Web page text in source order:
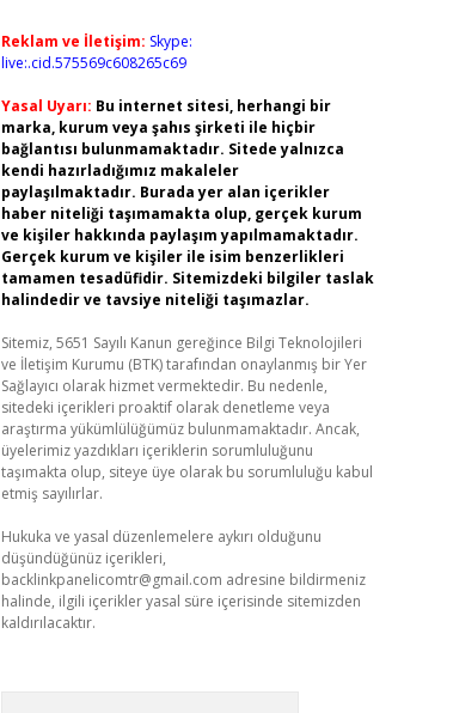
Reklam ve İletişim: Skype:
live:.cid.575569c608265c69
Yasal Uyarı: Bu internet sitesi, herhangi bir
marka, kurum veya şahıs şirketi ile hiçbir
bağlantısı bulunmamaktadır. Sitede yalnızca
kendi hazırladığımız makaleler
paylaşılmaktadır. Burada yer alan içerikler
haber niteliği taşımamakta olup, gerçek kurum
ve kişiler hakkında paylaşım yapılmamaktadır.
Gerçek kurum ve kişiler ile isim benzerlikleri
tamamen tesadüfidir. Sitemizdeki bilgiler taslak
halindedir ve tavsiye niteliği taşımazlar.
Sitemiz, 5651 Sayılı Kanun gereğince Bilgi Teknolojileri
ve İletişim Kurumu (BTK) tarafından onaylanmış bir Yer
Sağlayıcı olarak hizmet vermektedir. Bu nedenle,
sitedeki içerikleri proaktif olarak denetleme veya
araştırma yükümlülüğümüz bulunmamaktadır. Ancak,
üyelerimiz yazdıkları içeriklerin sorumluluğunu
taşımakta olup, siteye üye olarak bu sorumluluğu kabul
etmiş sayılırlar.
Hukuka ve yasal düzenlemelere aykırı olduğunu
düşündüğünüz içerikleri,
backlinkpanelicomtr@gmail.com adresine bildirmeniz
halinde, ilgili içerikler yasal süre içerisinde sitemizden
kaldırılacaktır.